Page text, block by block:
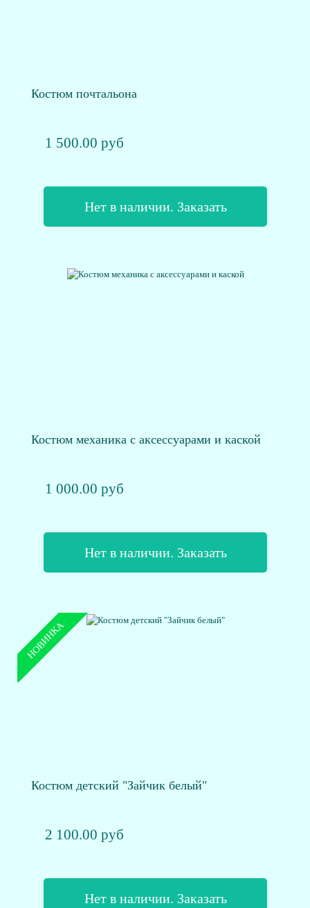
Костюм почтальона
1 500.00 руб
Нет в наличии. Заказать
Костюм механика с аксессуарами и каской
1 000.00 руб
Нет в наличии. Заказать
НОВИНКА
Костюм детский "Зайчик белый"
2 100.00 руб
Нет в наличии. Заказать